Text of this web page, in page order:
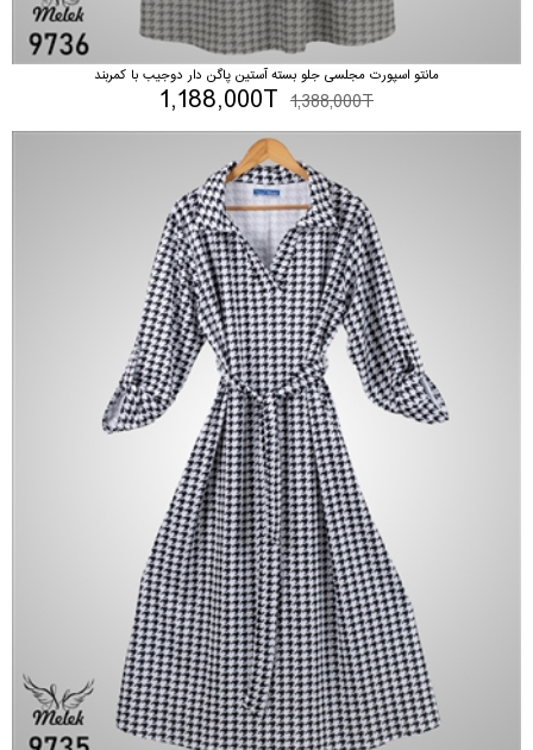
مانتو اسپورت مجلسی جلو بسته آستین پاگن دار دوجیب با کمربند
1,388,000T
1,188,000T